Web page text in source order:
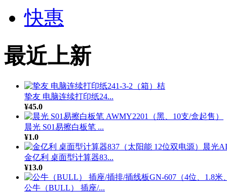
快惠
最近上新
挚友 电脑连续打印纸24...
¥45.0
晨光 S01易擦白板笔 ...
¥1.0
金亿利 桌面型计算器83...
¥13.0
公牛（BULL） 插座/...